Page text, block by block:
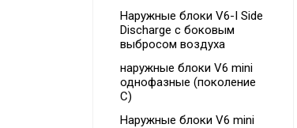
Наружные блоки V6-I Side
Discharge с боковым
выбросом воздуха
наружные блоки V6 mini
однофазные (поколение
C)
Наружные блоки V6 mini